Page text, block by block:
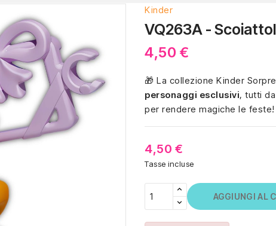
Kinder
VQ263A -
4,50 €
🎁 La collezione Kinder
personaggi esclusivi, tutti
per rendere magiche le feste!
4,50 €
Tasse incluse
AGGIUNGI AL